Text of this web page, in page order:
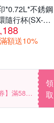
*0.72L*不銹鋼
隨行杯(SX-
滿額送10%
】滿580
領
取